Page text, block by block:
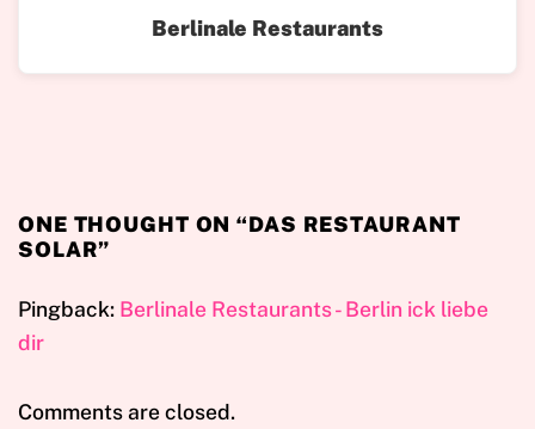
Berlinale Restaurants
ONE THOUGHT ON “DAS RESTAURANT
SOLAR”
Pingback: Berlinale Restaurants - Berlin ick liebe
dir
Comments are closed.